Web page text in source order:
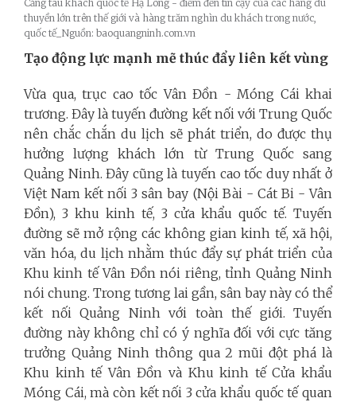
Cảng tàu khách quốc tế Hạ Long - điểm đến tin cậy của các hãng du
thuyền lớn trên thế giới và hàng trăm nghìn du khách trong nước,
quốc tế_Nguồn: baoquangninh.com.vn
Tạo động lực mạnh mẽ thúc đẩy liên kết vùng
Vừa qua, trục cao tốc Vân Đồn - Móng Cái khai
trương. Đây là tuyến đường kết nối với Trung Quốc
nên chắc chắn du lịch sẽ phát triển, do được thụ
hưởng lượng khách lớn từ Trung Quốc sang
Quảng Ninh. Đây cũng là tuyến cao tốc duy nhất ở
Việt Nam kết nối 3 sân bay (Nội Bài - Cát Bi - Vân
Đồn), 3 khu kinh tế, 3 cửa khẩu quốc tế. Tuyến
đường sẽ mở rộng các không gian kinh tế, xã hội,
văn hóa, du lịch nhằm thúc đẩy sự phát triển của
Khu kinh tế Vân Đồn nói riêng, tỉnh Quảng Ninh
nói chung. Trong tương lai gần, sân bay này có thể
kết nối Quảng Ninh với toàn thế giới. Tuyến
đường này không chỉ có ý nghĩa đối với cực tăng
trưởng Quảng Ninh thông qua 2 mũi đột phá là
Khu kinh tế Vân Đồn và Khu kinh tế Cửa khẩu
Móng Cái, mà còn kết nối 3 cửa khẩu quốc tế quan